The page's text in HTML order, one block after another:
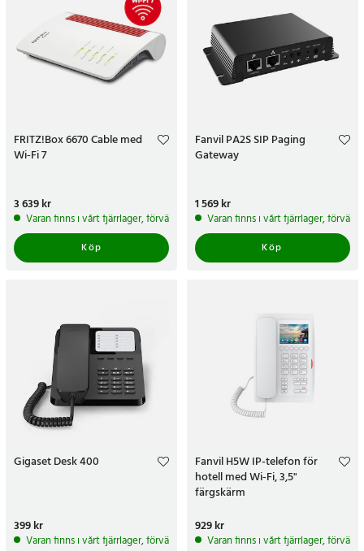
FRITZ!Box 6670 Cable med
Wi‑Fi 7
Pris:3 639 kr
3 639 kr
Varan finns i vårt fjärrlager, förväntas skickas inom 5-7 arbetsdagar
Köp
Fanvil PA2S SIP Paging
Gateway
Pris:1 569 kr
1 569 kr
Varan finns i vårt fjärrlager,
Köp
Gigaset Desk 400
Pris:399 kr
399 kr
Varan finns i vårt fjärrlager, förväntas skickas inom 5-7 arbetsdagar
Fanvil H5W IP-telefon för
hotell med Wi‑Fi, 3,5"
färgskärm
Pris:929 kr
929 kr
Varan finns i vårt fjärrlager,